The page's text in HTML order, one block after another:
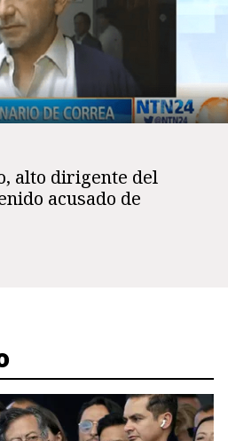
alto dirigente del
acusado de